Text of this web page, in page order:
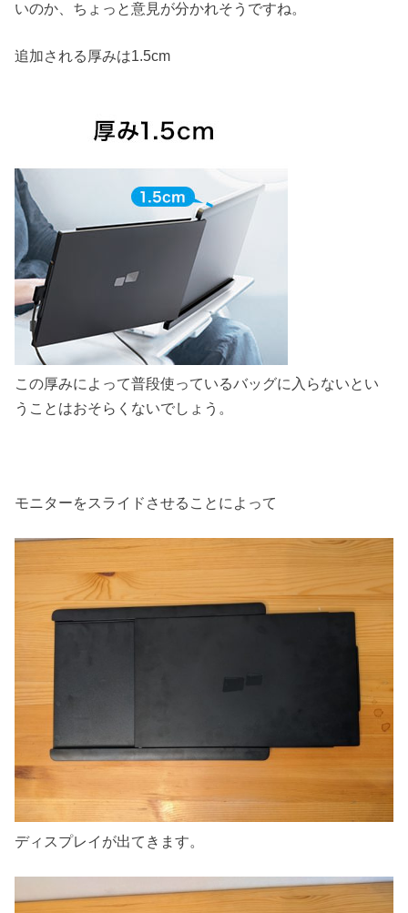
いのか、ちょっと意見が分かれそうですね。
追加される厚みは1.5cm
この厚みによって普段使っているバッグに入らないとい
うことはおそらくないでしょう。
モニターをスライドさせることによって
ディスプレイが出てきます。